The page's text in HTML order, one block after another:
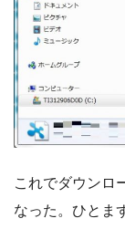
これでダウンロ
なった。ひとま